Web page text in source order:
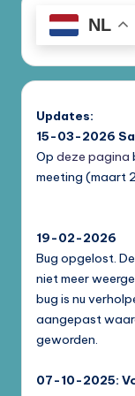
NL
Updates:
15-03-2026
Op deze pagina
meeting (maart
19-02-2026
Bug opgelost.
niet meer
bug is nu
aangepast
geworden.
07-10-2025: